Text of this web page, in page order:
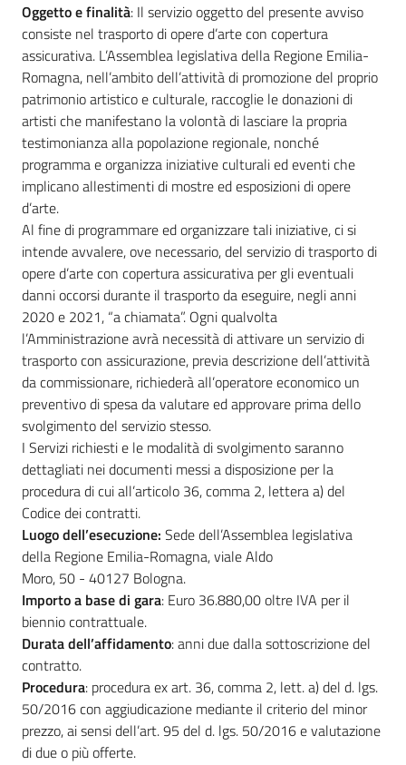
Oggetto e finalità: Il servizio oggetto del presente avviso
consiste nel trasporto di opere d’arte con copertura
assicurativa. L’Assemblea legislativa della Regione Emilia-
Romagna, nell’ambito dell’attività di promozione del proprio
patrimonio artistico e culturale, raccoglie le donazioni di
artisti che manifestano la volontà di lasciare la propria
testimonianza alla popolazione regionale, nonché
programma e organizza iniziative culturali ed eventi che
implicano allestimenti di mostre ed esposizioni di opere
d’arte.
Al fine di programmare ed organizzare tali iniziative, ci si
intende avvalere, ove necessario, del servizio di trasporto di
opere d’arte con copertura assicurativa per gli eventuali
danni occorsi durante il trasporto da eseguire, negli anni
2020 e 2021, “a chiamata”. Ogni qualvolta
l’Amministrazione avrà necessità di attivare un servizio di
trasporto con assicurazione, previa descrizione dell’attività
da commissionare, richiederà all’operatore economico un
preventivo di spesa da valutare ed approvare prima dello
svolgimento del servizio stesso.
I Servizi richiesti e le modalità di svolgimento saranno
dettagliati nei documenti messi a disposizione per la
procedura di cui all’articolo 36, comma 2, lettera a) del
Codice dei contratti.
Luogo dell’esecuzione: Sede dell’Assemblea legislativa
della Regione Emilia-Romagna, viale Aldo
Moro, 50 - 40127 Bologna.
Importo a base di gara: Euro 36.880,00 oltre IVA per il
biennio contrattuale.
Durata dell’affidamento: anni due dalla sottoscrizione del
contratto.
Procedura: procedura ex art. 36, comma 2, lett. a) del d. lgs.
50/2016 con aggiudicazione mediante il criterio del minor
prezzo, ai sensi dell’art. 95 del d. lgs. 50/2016 e valutazione
di due o più offerte.